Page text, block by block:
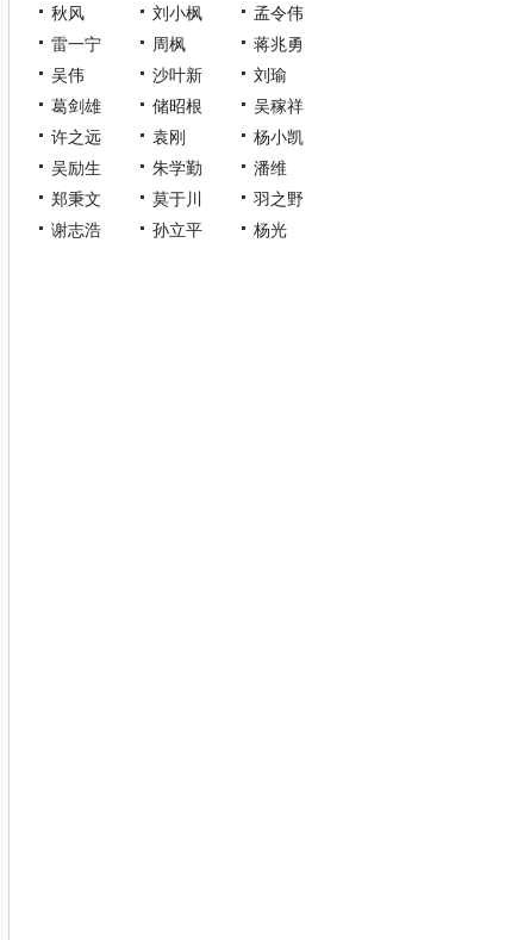
秋风
刘小枫
孟令伟
雷一宁
周枫
蒋兆勇
吴伟
沙叶新
刘瑜
葛剑雄
储昭根
吴稼祥
许之远
袁刚
杨小凯
吴励生
朱学勤
潘维
郑秉文
莫于川
羽之野
谢志浩
孙立平 杨光